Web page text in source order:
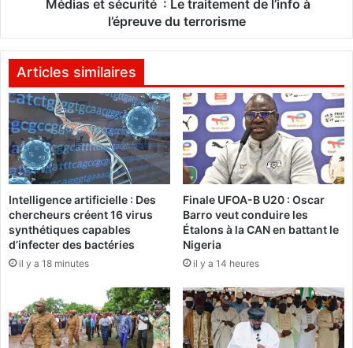
n
b
a
m
e
f
a
i
t
C
h
e
l
i
c
u
i
t
é
:
L
e
t
r
a
i
t
e
n
Médias et sécurité : Le traitement de l’info à
l’épreuve du terrorisme
Articles similaires
Intelligence artificielle : Des
chercheurs créent 16 virus
synthétiques capables
d’infecter des bactéries
il y a 18 minutes
Finale UFOA-B U20 : Oscar
Barro veut conduire les
Étalons à la CAN en battant le
Nigeria
il y a 14 heures